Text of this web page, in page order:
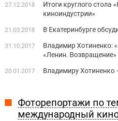
27.12.2018
Итоги круглого стола
киноиндустрии»
21.03.2018 В Екатеринбурге
31.10.2017
Владимир Хотиненко:
«Ленин. Возвращение»
20.01.2017 Владимиру Хотиненко
Фоторепортажи по
международный